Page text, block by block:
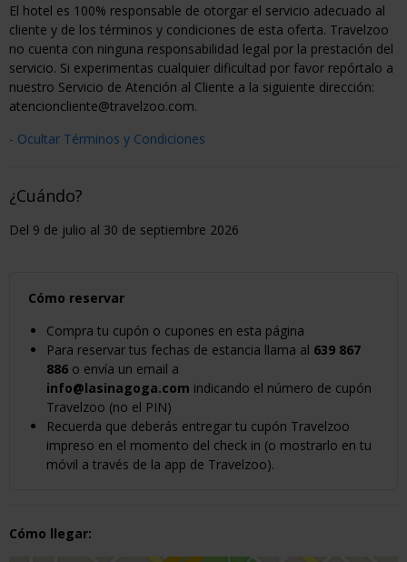
El hotel es 100% responsable de otorgar el servicio adecuado al
cliente y de los términos y condiciones de esta oferta. Travelzoo
no cuenta con ninguna responsabilidad legal por la prestación del
servicio. Si experimentas cualquier dificultad por favor repórtalo a
nuestro Servicio de Atención al Cliente a la siguiente dirección:
atencioncliente@travelzoo.com.
- Ocultar Términos y Condiciones
¿Cuándo?
Del 9 de julio al 30 de septiembre 2026
Cómo reservar
Compra tu cupón o cupones en esta página
Para reservar tus fechas de estancia llama al 639 867
886 o envía un email a
info@lasinagoga.com indicando el número de cupón
Travelzoo (no el PIN)
Recuerda que deberás entregar tu cupón Travelzoo
impreso en el momento del check in (o mostrarlo en tu
móvil a través de la app de Travelzoo).
Cómo llegar: